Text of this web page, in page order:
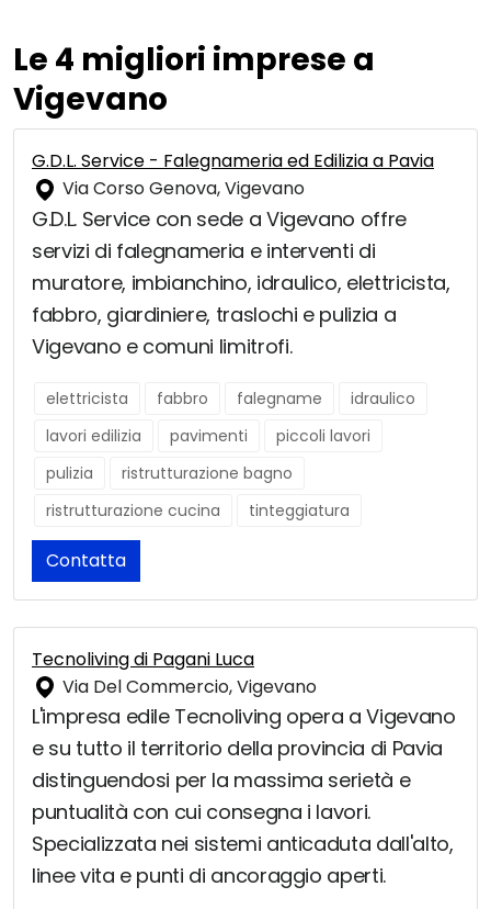
Le 4 migliori imprese a
Vigevano
G.D.L. Service - Falegnameria ed Edilizia a Pavia
Via Corso Genova, Vigevano
G.D.L. Service con sede a Vigevano offre
servizi di falegnameria e interventi di
muratore, imbianchino, idraulico, elettricista,
fabbro, giardiniere, traslochi e pulizia a
Vigevano e comuni limitrofi.
elettricista fabbro falegname
idraulico
lavori edilizia
pavimenti
piccoli lavori
pulizia
ristrutturazione bagno
ristrutturazione cucina
tinteggiatura
Contatta
Tecnoliving di Pagani Luca
Via Del Commercio, Vigevano
L'impresa edile Tecnoliving opera a Vigevano
e su tutto il territorio della provincia di Pavia
distinguendosi per la massima serietà e
puntualità con cui consegna i lavori.
Specializzata nei sistemi anticaduta dall'alto,
linee vita e punti di ancoraggio aperti.